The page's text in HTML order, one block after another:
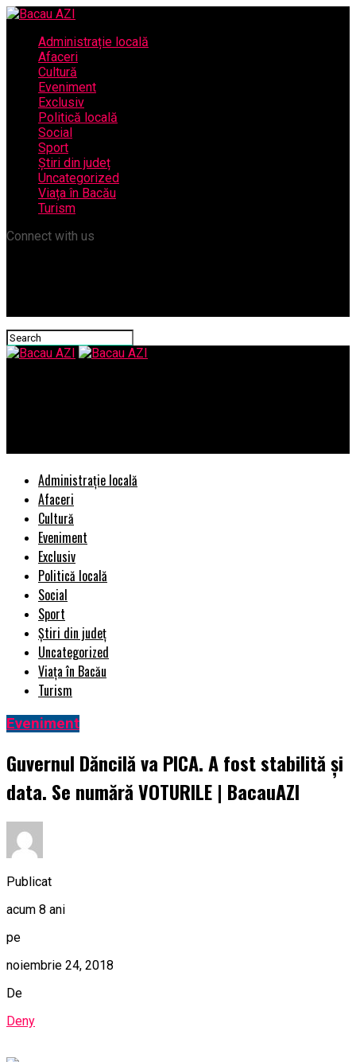
Administrație locală
Afaceri
Cultură
Eveniment
Exclusiv
Politică locală
Social
Sport
Știri din județ
Uncategorized
Viața în Bacău
Turism
Connect with us
Administrație locală
Afaceri
Cultură
Eveniment
Exclusiv
Politică locală
Social
Sport
Știri din județ
Uncategorized
Viața în Bacău
Turism
Eveniment
Guvernul Dăncilă va PICA. A fost stabilită și
data. Se numără VOTURILE | BacauAZI
Publicat
acum 8 ani
pe
noiembrie 24, 2018
De
Deny